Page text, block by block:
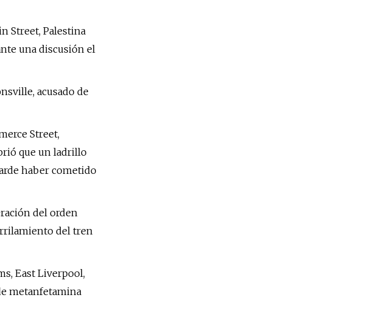
Street, Palestina
una discusión el
acusado de
Street,
que un ladrillo
haber cometido
del orden
del tren
East Liverpool,
metanfetamina